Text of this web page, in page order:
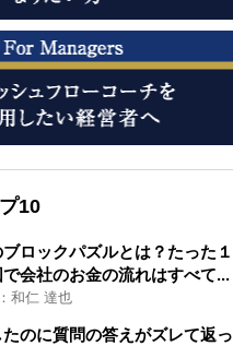
10
ロックパズルとは？たった１
会社のお金の流れはすべて...
和仁 達也
のに質問の答えがズレて返っ